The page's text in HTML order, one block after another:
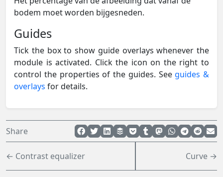
bodem moet worden bijgesneden.
Guides
Tick the box to show guide overlays whenever the
module is activated. Click the icon on the right to
control the properties of the guides. See guides &
overlays for details.
Share
← Contrast equalizer Curve →